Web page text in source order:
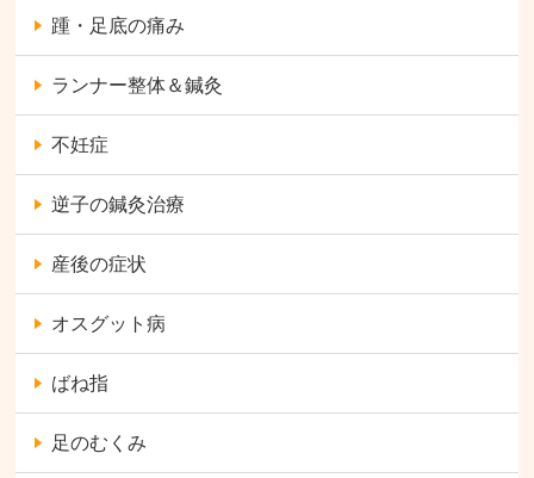
踵・足底の痛み
ランナー整体＆鍼灸
不妊症
逆子の鍼灸治療
産後の症状
オスグット病
ばね指
足のむくみ